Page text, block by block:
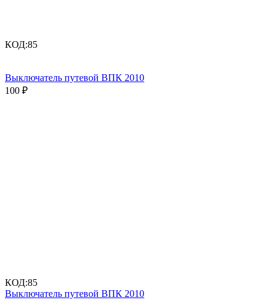
КОД:85
Выключатель путевой ВПК 2010
100 ₽
КОД:85
Выключатель путевой ВПК 2010